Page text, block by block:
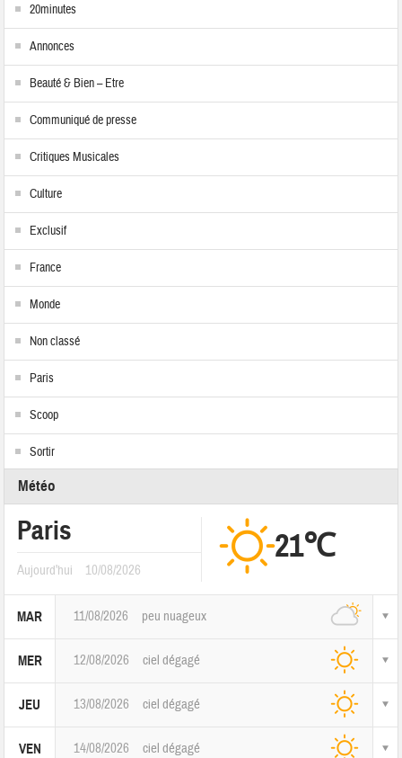
20minutes
Annonces
Beauté & Bien – Etre
Communiqué de presse
Critiques Musicales
Culture
Exclusif
France
Monde
Non classé
Paris
Scoop
Sortir
Météo
Paris
Aujourd'hui 10/08/2026
21℃
MAR 11/08/2026 peu nuageux
MER 12/08/2026 ciel dégagé
JEU 13/08/2026 ciel dégagé
VEN 14/08/2026 ciel dégagé